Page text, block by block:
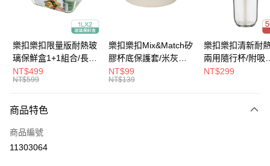
大哥付你分期
相關說明
【大哥付你分期使用說明】
1.本服務由台灣大哥大提供，台灣大哥大用戶可立即使用無須另外申請。
成交易。
4.訂單成立30分鐘內，如未前往確認交易或遇審核未通過，訂單將自動取
消。如遇「轉專審核」未通過狀況，表示未達大哥付你分期系統評分，恕無
ATM付款
運送方式
付款後全家取貨
每筆NT$80，滿NT$888(含以上)免運費
樂扣樂扣限量版耐熱玻
璃保鮮盒1+1組合/長方
形/1L(LLG445KKSP2-
01)
NT$499
NT$599
樂扣樂扣Mix&Match矽
膠杯底保護套/米灰
(BOTTOM-
LHC4343BEG)
NT$99
NT$139
樂扣樂扣清新耐
兩用隨行杯/附吸
管/500ml/粉
NT$299
商品特色
商品編號
11303064